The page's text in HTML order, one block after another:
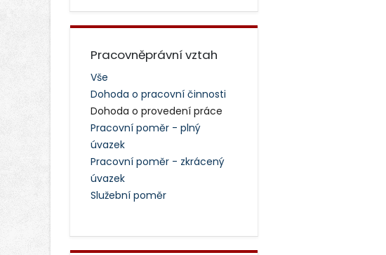
Pracovněprávní vztah
Vše
Dohoda o pracovní činnosti
Dohoda o provedení práce
Pracovní poměr - plný
úvazek
Pracovní poměr - zkrácený
úvazek
Služební poměr